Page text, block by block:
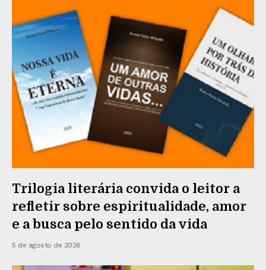
Trilogia literária convida o leitor a
refletir sobre espiritualidade, amor
e a busca pelo sentido da vida
5 de agosto de 2026